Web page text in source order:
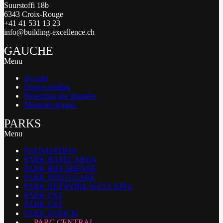
Suurstoffi 18b
6343 Croix-Rouge
+41 41 531 13 23
info@building-excellence.ch
GAUCHE
Menu
Accueil
Espace médias
Protection des données
Mentions légales
PARKS
Menu
FOUNDATION
PARK BASEL AREA
PARK BIEL/BIENNE
PARK INNOVAARE
PARK NETWORK WEST EPFL
PARK OST
PARK OST
PARK ZURICH